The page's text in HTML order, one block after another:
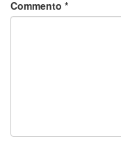
Commento *